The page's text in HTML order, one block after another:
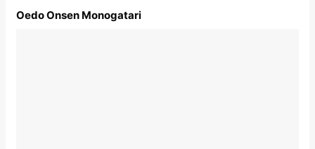
Oedo Onsen Monogatari